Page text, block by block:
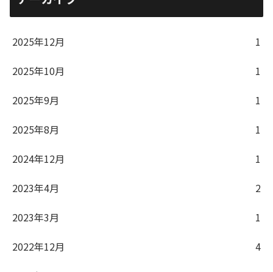
2025年12月
1
2025年10月
1
2025年9月
1
2025年8月
1
2024年12月
1
2023年4月
2
2023年3月
1
2022年12月
4